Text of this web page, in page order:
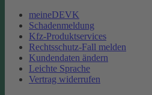
meineDEVK
Schadenmeldung
Kfz-Produktservices
Rechtsschutz-Fall melden
Kundendaten ändern
Leichte Sprache
Vertrag widerrufen